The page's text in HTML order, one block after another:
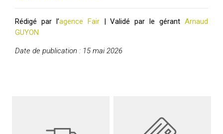
Rédigé par l’agence Fair| Validé par le gérantArnaud
GUYON
Date de publication : 15 mai 2026